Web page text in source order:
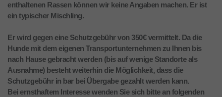
enthaltenen Rassen können wir keine Angaben machen. Er ist
ein typischer Mischling.
Er wird gegen eine Schutzgebühr von 350€ vermittelt. Da die
Hunde mit dem eigenen Transportunternehmen zu Ihnen bis
nach Hause gebracht werden (bis auf wenige Standorte als
Ausnahme) besteht weiterhin die Möglichkeit, dass die
Schutzgebühr in bar bei Übergabe gezahlt werden kann.
Bei ernsthaftem Interesse wenden Sie sich bitte an folgenden